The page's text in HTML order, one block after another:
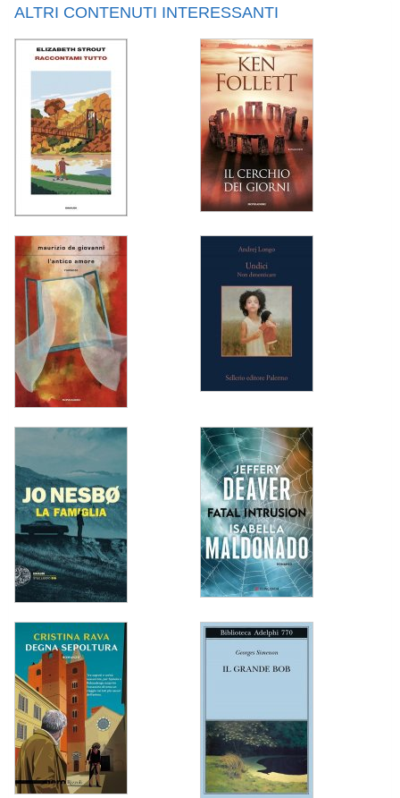
ALTRI CONTENUTI INTERESSANTI